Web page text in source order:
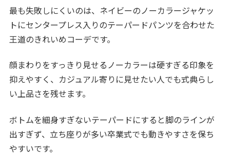
最も失敗しにくいのは、ネイビーのノーカラージャケッ
トにセンタープレス入りのテーパードパンツを合わせた
王道のきれいめコーデです。
顔まわりをすっきり見せるノーカラーは硬すぎる印象を
抑えやすく、カジュアル寄りに見せたい人でも式典らし
い上品さを残せます。
ボトムを細身すぎないテーパードにすると脚のラインが
出すぎず、立ち座りが多い卒業式でも動きやすさを保ち
やすいです。